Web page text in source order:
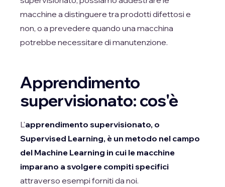
macchine a distinguere tra prodotti difettosi e
non, o a prevedere quando una macchina
potrebbe necessitare di manutenzione.
Apprendimento
supervisionato: cos'è
L'apprendimento supervisionato, o
Supervised Learning, è un metodo nel campo
del Machine Learning in cui le macchine
imparano a svolgere compiti specifici
attraverso esempi forniti da noi.